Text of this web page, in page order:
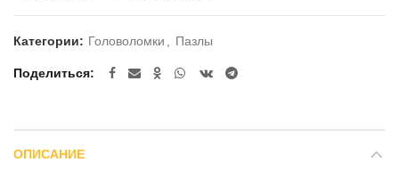
Категории: Головоломки , Пазлы
Поделиться
ОПИСАНИЕ